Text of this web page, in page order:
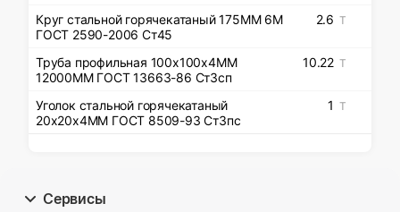
Круг стальной горячекатаный 175ММ 6М
ГОСТ 2590-2006 Ст45
2.6 Т
Труба профильная 100х100х4ММ
12000ММ ГОСТ 13663-86 Ст3сп
10.22 Т
Уголок стальной горячекатаный
20х20х4ММ ГОСТ 8509-93 Ст3пс
1 Т
Сервисы